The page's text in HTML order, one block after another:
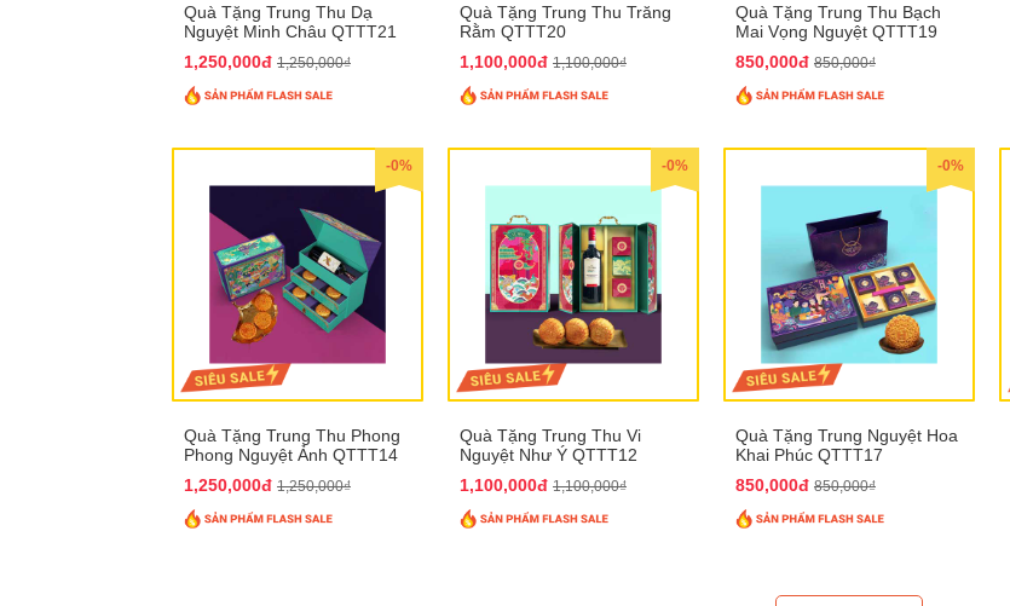
Quà Tặng Trung Thu Dạ
Nguyệt Minh Châu QTTT21
1,250,000đ 1,250,000₫
Quà Tặng Trung Thu Trăng
Rằm QTTT20
1,100,000đ 1,100,000₫
Quà Tặng Trung Thu Bạch
Mai Vọng Nguyệt QTTT19
850,000đ 850,000₫
-0%
Quà Tặng Trung Thu Phong
Phong Nguyệt Ảnh QTTT14
1,250,000đ 1,250,000₫
-0%
Quà Tặng Trung Thu Vi
Nguyệt Như Ý QTTT12
1,100,000đ 1,100,000₫
-0%
Quà Tặng Trung Nguyệt Hoa
Khai Phúc QTTT17
850,000đ 850,000₫